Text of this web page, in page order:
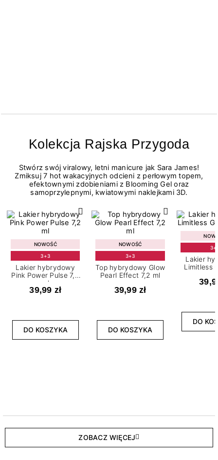
Kolekcja Rajska Przygoda
Stwórz swój viralowy, letni manicure jak Sara James!
Zmiksuj 7 hot wakacyjnych odcieni z perłowym topem,
efektownymi zdobieniami z Blooming Gel oraz
samoprzylepnymi, kwiatowymi naklejkami 3D.
NOWOŚĆ
3+3
Lakier hybrydowy
Pink Power Pulse 7,2
ml
39,99 zł
DO KOSZYKA
NOWOŚĆ
3+3
Top hybrydowy Glow
Pearl Effect 7,2 ml
39,99 zł
DO KOSZYKA
Lakier
Limitless
DO
ZOBACZ WIĘCEJ